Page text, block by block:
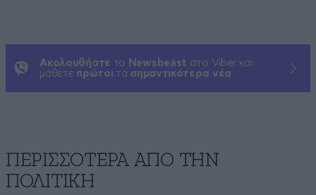
Ακολουθήστε το Newsbeast στο Viber και
μάθετε πρώτοι τα σημαντικότερα νέα
ΠΕΡΙΣΣΟΤΕΡΑ ΑΠΟ ΤΗΝ
ΠΟΛΙΤΙΚΗ